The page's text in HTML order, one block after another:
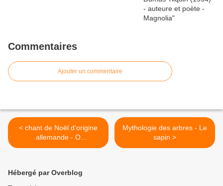
Commentaires
Ajouter un commentaire
< chant de Noël d'origine
allemande - O
Tannenbaum, o
Mythologie des arbres - Le
sapin >
Hébergé par Overblog